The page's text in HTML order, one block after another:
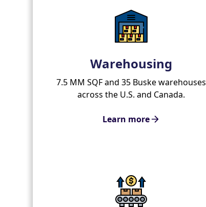
Warehousing
7.5 MM SQF and 35 Buske warehouses
across the U.S. and Canada.
Learn more